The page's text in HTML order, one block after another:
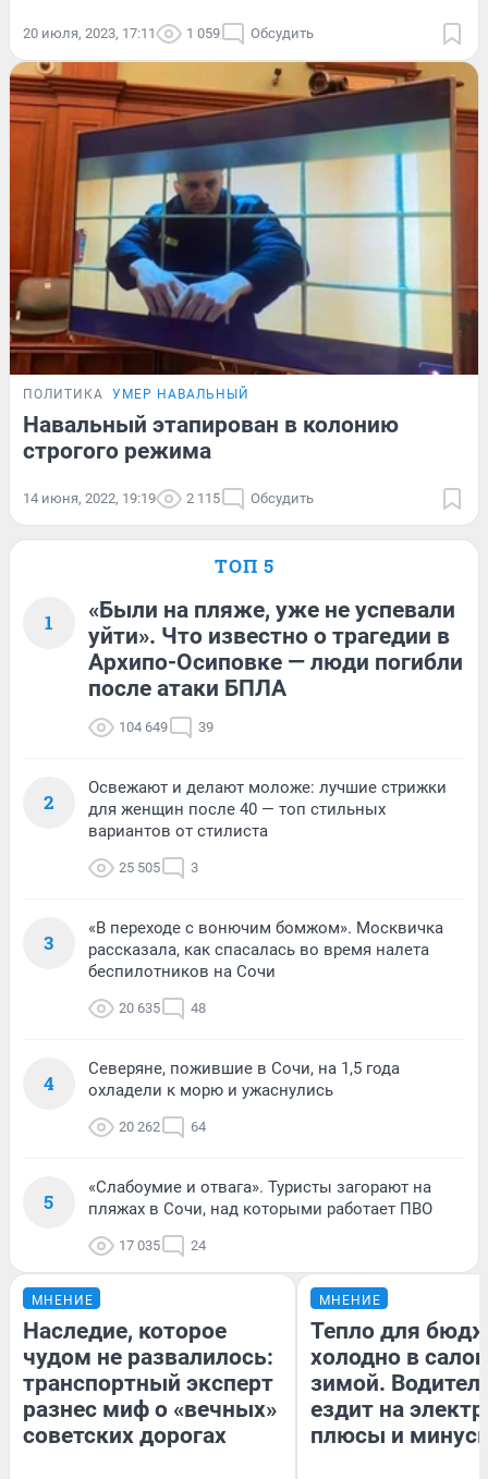
20 июля, 2023, 17:11 1 059 Обсудить
ПОЛИТИКА УМЕР НАВАЛЬНЫЙ
Навальный этапирован в колонию
строгого режима
14 июня, 2022, 19:19 2 115 Обсудить
ТОП 5
1
«Были на пляже, уже не успевали
уйти». Что известно о трагедии в
Архипо-Осиповке — люди погибли
после атаки БПЛА
104 649 39
2
Освежают и делают моложе: лучшие стрижки
для женщин после 40 — топ стильных
вариантов от стилиста
25 505 3
3
«В переходе с вонючим бомжом». Москвичка
рассказала, как спасалась во время налета
беспилотников на Сочи
20 635 48
4
Северяне, пожившие в Сочи, на 1,5 года
охладели к морю и ужаснулись
20 262 64
5
«Слабоумие и отвага». Туристы загорают на
пляжах в Сочи, над которыми работает ПВО
17 035 24
МНЕНИЕ
Наследие, которое
чудом не развалилось:
транспортный эксперт
разнес миф о «вечных»
советских дорогах
МНЕНИЕ
Тепло для
холодно в
зимой.
ездит на
плюсы и